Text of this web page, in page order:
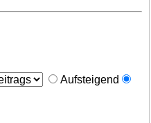
Aufsteigend